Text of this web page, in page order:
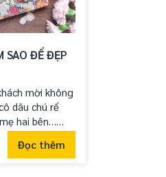
SAO ĐỂ ĐẸP
mời không
dâu chú rể
hai bên…
phức tạp: Anh-
dùng
Đọc thêm